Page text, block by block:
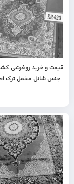
جنس شانل مخمل ترک
عالی | وارداتی | محافظ